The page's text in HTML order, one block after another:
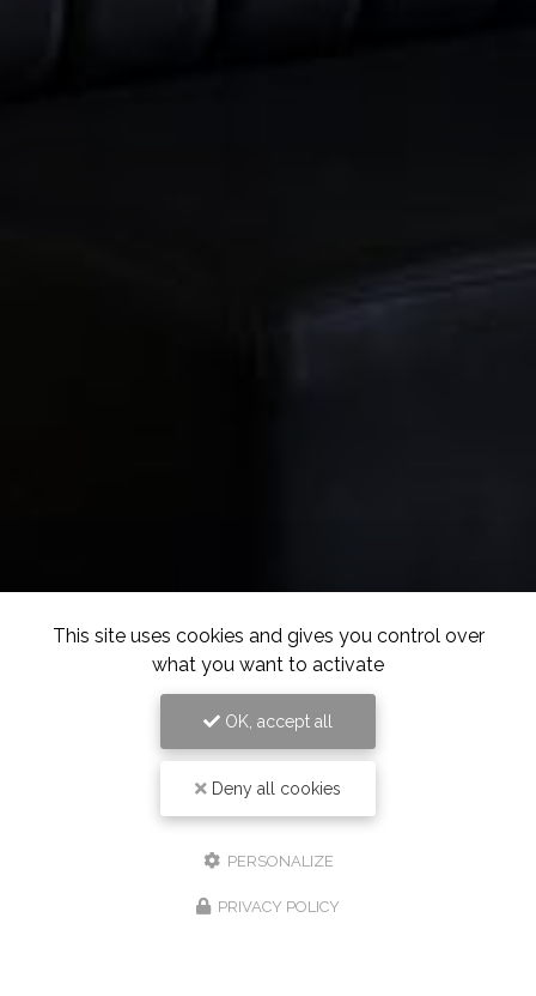
This site uses cookies and gives you control over
what you want to activate
OK, accept all
Deny all cookies
PERSONALIZE
PRIVACY POLICY